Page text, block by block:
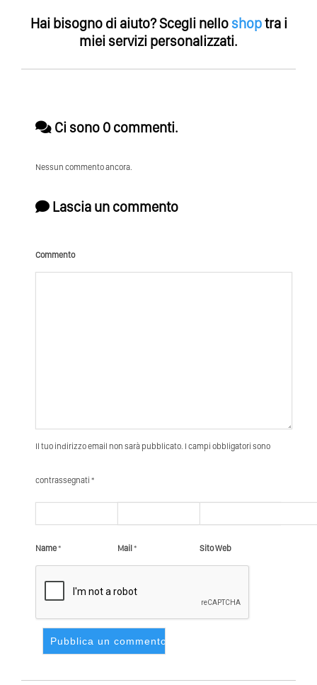
Hai bisogno di aiuto?Scegli nello shoptra i
miei servizi personalizzati.
Ci sono 0 commenti.
Nessun commento ancora.
Lascia un commento
Commento
Il tuo indirizzo email non sarà pubblicato. I campi obbligatori sono
contrassegnati *
Name* Mail* Sito Web